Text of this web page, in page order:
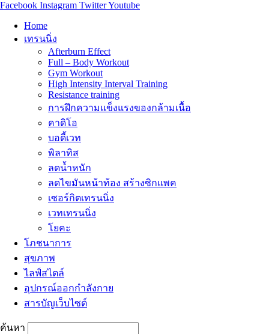
Facebook Instagram TwitterYoutube
Home
เทรนนิ่ง
Afterburn Effect
Full – Body Workout
Gym Workout
High Intensity Interval Training
Resistance training
การฝึกความแข็งแรงของกล้ามเนื้อ
คาดิโอ
บอดี้เวท
พิลาทิส
ลดน้ำหนัก
ลดไขมันหน้าท้อง สร้างซิกแพค
เซอร์กิตเทรนนิ่ง
เวทเทรนนิ่ง
โยคะ
โภชนาการ
สุขภาพ
ไลฟ์สไตล์
อุปกรณ์ออกกำลังกาย
สารบัญเว็บไซต์
ค้นหา